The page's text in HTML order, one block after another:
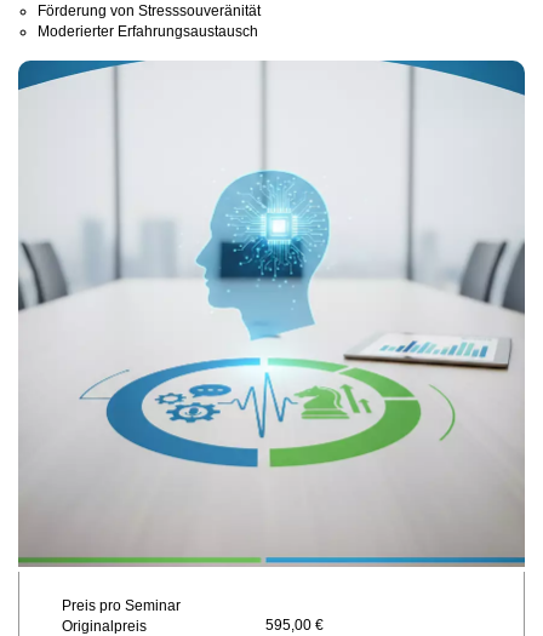
Förderung von Stresssouveränität
Moderierter Erfahrungsaustausch
Preis pro Seminar
Originalpreis
595,00 €